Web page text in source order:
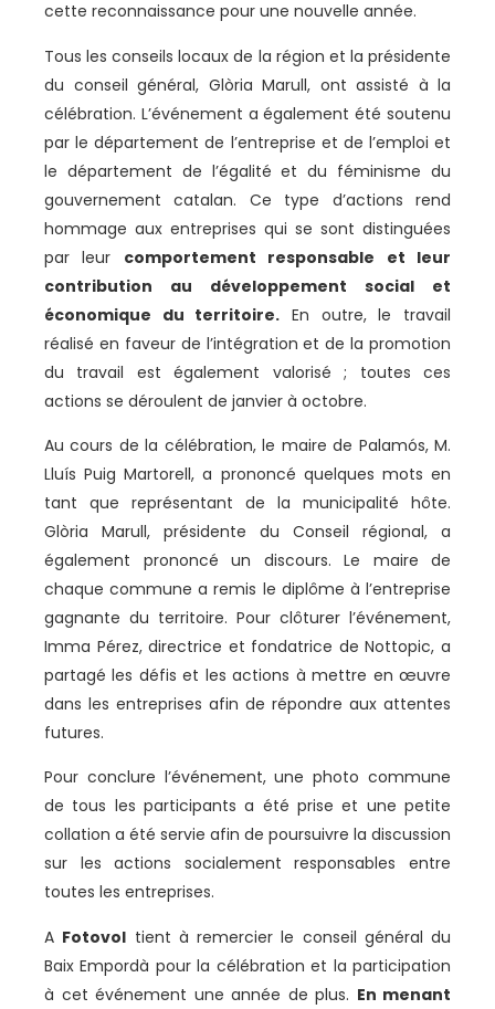
cette reconnaissance pour une nouvelle année.
Tous les conseils locaux de la région et la présidente
du conseil général, Glòria Marull, ont assisté à la
célébration. L’événement a également été soutenu
par le département de l’entreprise et de l’emploi et
le département de l’égalité et du féminisme du
gouvernement catalan. Ce type d’actions rend
hommage aux entreprises qui se sont distinguées
par leur comportement responsable et leur
contribution au développement social et
économique du territoire. En outre, le travail
réalisé en faveur de l’intégration et de la promotion
du travail est également valorisé ; toutes ces
actions se déroulent de janvier à octobre.
Au cours de la célébration, le maire de Palamós, M.
Lluís Puig Martorell, a prononcé quelques mots en
tant que représentant de la municipalité hôte.
Glòria Marull, présidente du Conseil régional, a
également prononcé un discours. Le maire de
chaque commune a remis le diplôme à l’entreprise
gagnante du territoire. Pour clôturer l’événement,
Imma Pérez, directrice et fondatrice de Nottopic, a
partagé les défis et les actions à mettre en œuvre
dans les entreprises afin de répondre aux attentes
futures.
Pour conclure l’événement, une photo commune
de tous les participants a été prise et une petite
collation a été servie afin de poursuivre la discussion
sur les actions socialement responsables entre
toutes les entreprises.
A Fotovol tient à remercier le conseil général du
Baix Empordà pour la célébration et la participation
à cet événement une année de plus. En menant